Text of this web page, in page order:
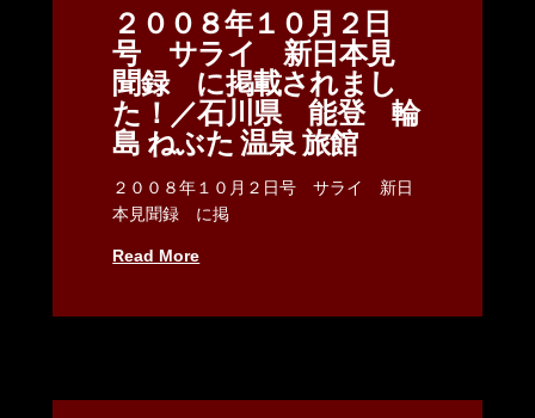
２００８年１０月２日
号 サライ 新日本見
聞録 に掲載されまし
た！／石川県 能登 輪
島 ねぶた 温泉 旅館
２００８年１０月２日号 サライ 新日
本見聞録 に掲
Read More